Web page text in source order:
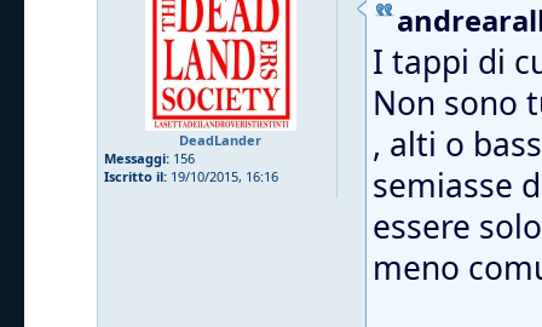
DeadLander
Messaggi: 156
Iscritto il: 19/10/2015, 16:16
I tappi di
Non sono
, alti o
semiasse
essere
meno